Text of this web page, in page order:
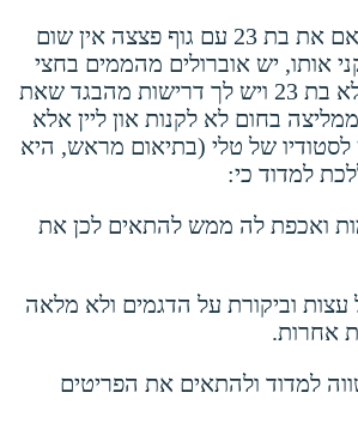
אז כן, המחיר יקר ואם את בת 23 עם גוף פצצה אין שום
אותו, יש אוברולים מהממים בחצי
מחיר אבל אם את לא בת 23 ויש לך דרישות מהבגד שאת
בחום לא לקנות און ליין אלא
של טלי (בתיאום מראש, היא
למדוד כי:
ואכפת לה ממש להתאים לכן את
עצות וביקורת על הדגמים ולא מלאה
אחרות.
למדוד ולהתאים את הפריטים